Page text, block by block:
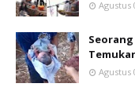
Agustus
Agustus